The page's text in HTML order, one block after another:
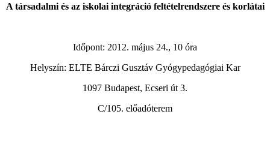
A társadalmi és az iskolai integráció feltételrendszere és korlátai
Időpont: 2012. május 24., 10 óra
Helyszín: ELTE Bárczi Gusztáv Gyógypedagógiai Kar
1097 Budapest, Ecseri út 3.
C/105. előadóterem